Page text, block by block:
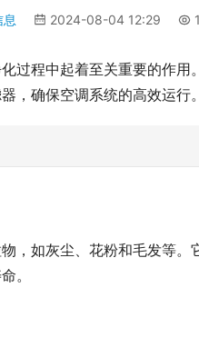
2024-08-04 12:29
过程中起着至关重要的作
，确保空调系统的高效运行。
，如灰尘、花粉和毛发等
。